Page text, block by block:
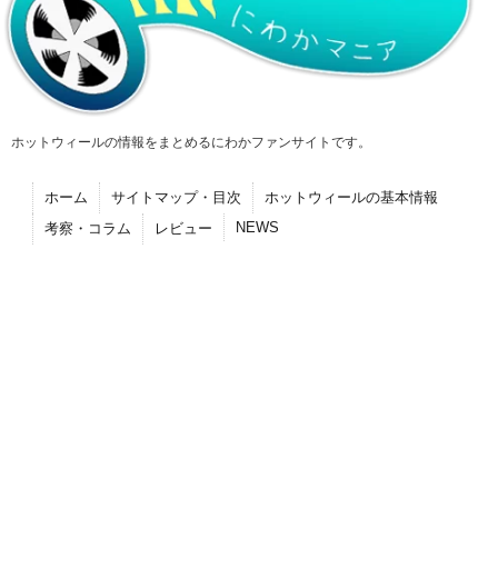
ホットウィールの情報をまとめるにわかファンサイトです。
ホーム サイトマップ・目次
ホットウィールの基本情報
考察・コラム
レビュー NEWS